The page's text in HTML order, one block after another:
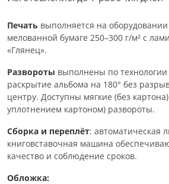
Печать выполняется на
мелованной бумаге 250–300 г/м² с
«Глянец».
Развороты выполнены по
раскрытие альбома на 180° без
центру. Доступны мягкие (без
уплотнением картоном) развороты.
Сборка и переплёт: автоматическая
книговставочная машина
качество и соблюдение сроков.
Обложка: